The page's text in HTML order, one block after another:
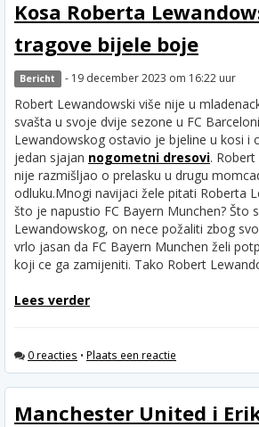
Kosa Roberta
tragove bijele boje
Bericht - 19 december 2023 om 16:22 uur
Robert Lewandowski više nije u
svašta u svoje dvije sezone u FC
Lewandowskog ostavio je bjeline u kosi i
jedan sjajan nogometni dresovi.
nije razmišljao o prelasku u drugu
odluku.Mnogi navijaci žele pitati Roberta
što je napustio FC Bayern Munchen? Što
Lewandowskog, on nece požaliti zbog
vrlo jasan da FC Bayern Munchen želi
koji ce ga zamijeniti. Tako Robert
Lees verder
0 reacties • Plaats een reactie
Manchester United i